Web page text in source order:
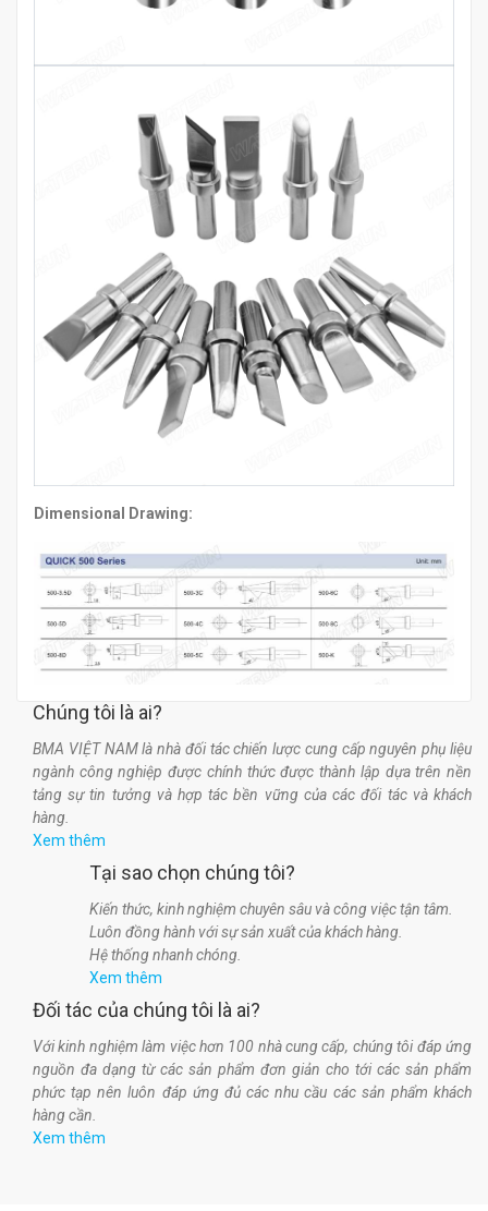
Dimensional Drawing:
Chúng tôi là ai?
BMA VIỆT NAM là nhà đối tác chiến lược cung cấp nguyên phụ liệu
ngành công nghiệp được chính thức được thành lập dựa trên nền
tảng sự tin tưởng và hợp tác bền vững của các đối tác và khách
hàng.
Xem thêm
Tại sao chọn chúng tôi?
Kiến thức, kinh nghiệm chuyên sâu và công việc tận tâm.
Luôn đồng hành với sự sản xuất của khách hàng.
Hệ thống nhanh chóng.
Xem thêm
Đối tác của chúng tôi là ai?
Với kinh nghiệm làm việc hơn 100 nhà cung cấp, chúng tôi đáp ứng
nguồn đa dạng từ các sản phẩm đơn giản cho tới các sản phẩm
phức tạp nên luôn đáp ứng đủ các nhu cầu các sản phẩm khách
hàng cần.
Xem thêm